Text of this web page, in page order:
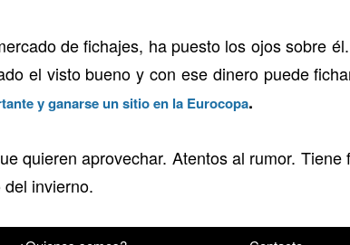
de fichajes, ha puesto los ojos sobre él.
el visto bueno y con ese dinero puede
y ganarse un sitio en la Eurocopa.
quieren aprovechar. Atentos al rumor. Tiene
invierno.